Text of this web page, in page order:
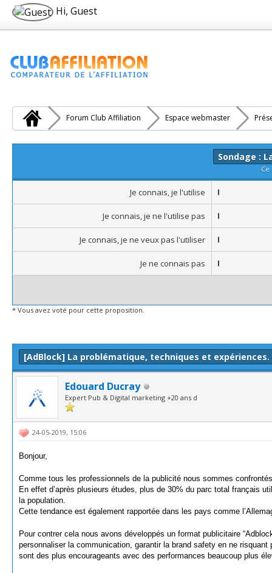
Hi, Guest
Forum Club Affiliation Espace webmaster
Sondage :
Je connais, je l'utilise
Je connais, je ne l'utilise pas
Je connais, je ne veux pas l'utiliser
Je ne connais pas
* Vous avez voté pour cette proposition.
[AdBlock] La problématique, techniques et expériences.
Edouard Ducray
Expert Pub & Digital marketing +20 ans d
24-05-2019, 15:06
Bonjour,
Comme tous les professionnels de la publicité nous sommes
En effet d’après plusieurs études, plus de 30% du parc total français
la population.
Cette tendance est également rapportée dans les pays comme
Pour contrer cela nous avons développés un format publicitaire
personnaliser la communication, garantir la brand safety en ne
sont des plus encourageants avec des performances beaucoup plus